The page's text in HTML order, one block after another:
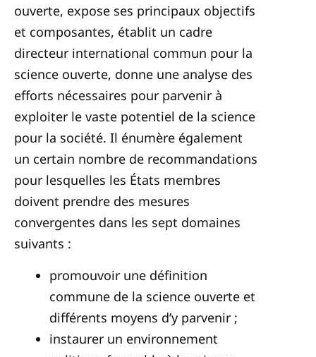
ouverte, expose ses principaux objectifs
et composantes, établit un cadre
directeur international commun pour la
science ouverte, donne une analyse des
efforts nécessaires pour parvenir à
exploiter le vaste potentiel de la science
pour la société. Il énumère également
un certain nombre de recommandations
pour lesquelles les États membres
doivent prendre des mesures
convergentes dans les sept domaines
suivants :
promouvoir une définition
commune de la science ouverte et
différents moyens d’y parvenir ;
instaurer un environnement